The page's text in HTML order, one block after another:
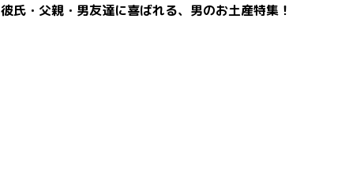
彼氏・父親・男友達に喜ばれる、男のお土産特集！